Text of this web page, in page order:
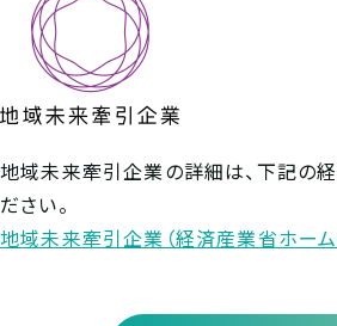
地域未来牽引企業の詳細は、下記の
ださい。
地域未来牽引企業（経済産業省ホーム